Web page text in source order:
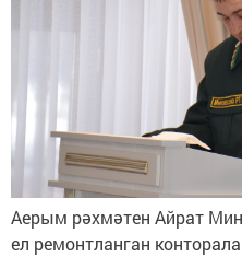
Аерым рәхмәтен Айрат
ел ремонтланган